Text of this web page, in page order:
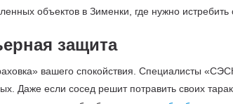
объектов в Зименки, где нужно истребить
защита
вашего спокойствия. Специалисты
Даже если сосед решит потравить своих